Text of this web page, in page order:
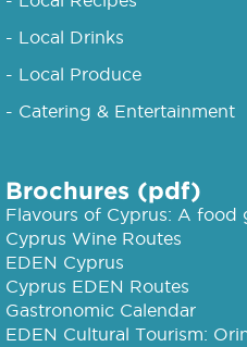
- Local Drinks
- Local Produce
- Catering & Entertainment
Brochures (pdf)
Flavours of Cyprus: A food
Cyprus Wine Routes
EDEN Cyprus
Cyprus EDEN Routes
Gastronomic Calendar
EDEN Cultural Tourism: